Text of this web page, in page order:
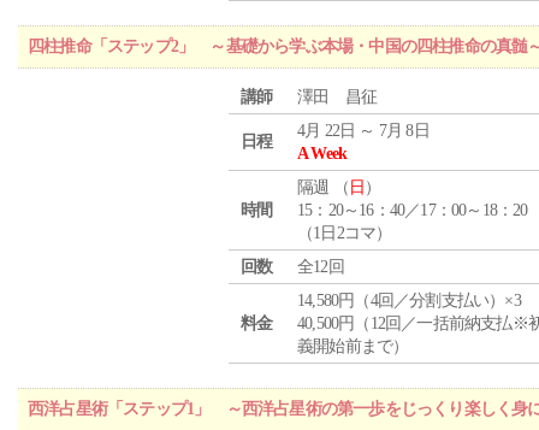
四柱推命「ステップ2」 ～基礎から学ぶ本場・中国の四柱推命の真髄
講師 澤田 昌征
日程
4月 22日 ～ 7月 8日
A Week
時間
隔週 （ 日 ）
15：20～16：40／17：00～18：20
（1日2コマ）
回数
全12回
料金
14,580円（4回／分割支払い）×3
40,500円（12回／一括前納支払※
義開始前まで）
西洋占星術「ステップ1」 ～西洋占星術の第一歩をじっくり楽しく身